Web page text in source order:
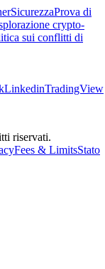
SicurezzaProva di
crypto-
sui conflitti di
LinkedinTradingView
riservati.
Fees & LimitsStato